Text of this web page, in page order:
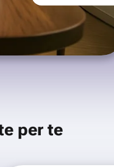
per te